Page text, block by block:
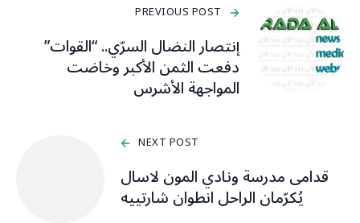
PREVIOUS POST
إنتصار النضال السرّي.. “القوات”
دفعت الثمن الأكبر وخاضت
المواجهة الأشرس
NEXT POST
قدامى مدرسة ونادي المون لاسال
يُكرّمان الراحل انطوان شارتييه